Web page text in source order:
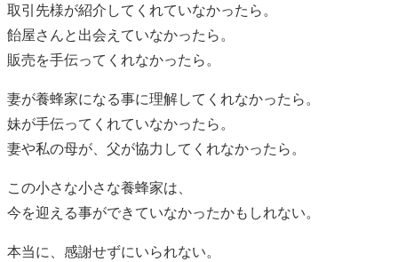
取引先様が紹介してくれていなかったら。
飴屋さんと出会えていなかったら。
販売を手伝ってくれなかったら。
妻が養蜂家になる事に理解してくれなかったら。
妹が手伝ってくれていなかったら。
妻や私の母が、父が協力してくれなかったら。
この小さな小さな養蜂家は、
今を迎える事ができていなかったかもしれない。
本当に、感謝せずにいられない。